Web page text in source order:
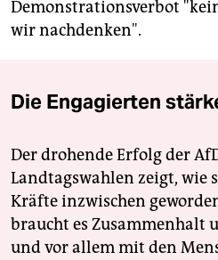
Demonstrationsverbot
wir nachdenken".
Die Engagierten
Der drohende Erfolg der
Landtagswahlen zeigt, wie
Kräfte inzwischen
braucht es Zusammenhalt
und vor allem mit den